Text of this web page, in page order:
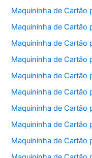
Maquininha de Cartão
Maquininha de Cartão
Maquininha de Cartão
Maquininha de Cartão
Maquininha de Cartão
Maquininha de Cartão
Maquininha de Cartão
Maquininha de Cartão
Maquininha de Cartão